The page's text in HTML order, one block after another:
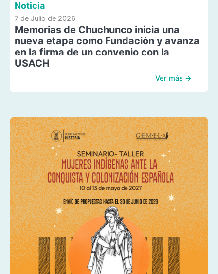
Noticia
7 de Julio de 2026
Memorias de Chuchunco inicia una
nueva etapa como Fundación y avanza
en la firma de un convenio con la
USACH
Ver más →